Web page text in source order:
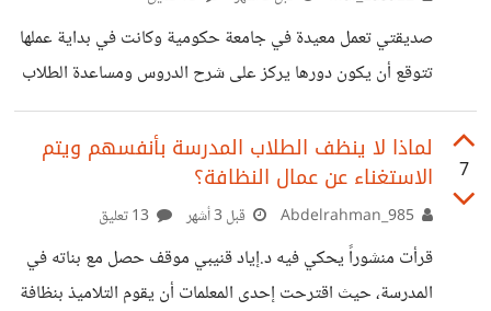
هل انشغال الام بمفهوم الذكورية ونسوية حرب الذكر والانثى
والتريندات ع مواقع التواصل شغلتنا عن مهمتنا الأساسية وهي
صديقتي تعمل معيدة في جامعة حكومية وكانت في بداية عملها
تتوقع أن يكون دورها يركز على شرح الدروس ومساعدة الطلاب
وتصحيح ومراجعة الامتحانات. لكن مع الوقت أصبحت يطلب
منها مهام لا ترتبط بالعمل الأكاديمي مثل نشر منشورات على
السوشيال ميديا وأحيانًا إنهاء إجراءات تخص القسم أو تسليم
مستندات رسمية بدل الموظف الإداري المختص. أصبحت تتعامل
وكأنها جزء أساسي من وظيفتها رغم أنها لم تذكر بوضوح ضمن
مسؤولياتها من البداية. المشكلة أنه يتم التعامل مع هذه المهام
7
لماذا لا ينظف الطلاب المدرسة بأنفسهم ويتم
الاستغناء عن عمال النظافة؟
قبل 3 أشهر
قرأت منشوراً يحكي فيه د.إياد قنيبي موقف حصل مع بناته في
المدرسة، حيث اقترحت إحدى المعلمات أن يقوم التلاميذ بنظافة